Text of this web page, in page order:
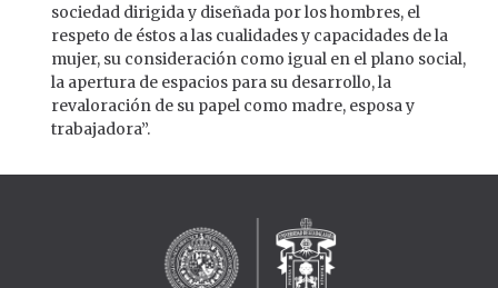
sociedad dirigida y diseñada por los hombres, el
respeto de éstos a las cualidades y capacidades de la
mujer, su consideración como igual en el plano social,
la apertura de espacios para su desarrollo, la
revaloración de su papel como madre, esposa y
trabajadora”.